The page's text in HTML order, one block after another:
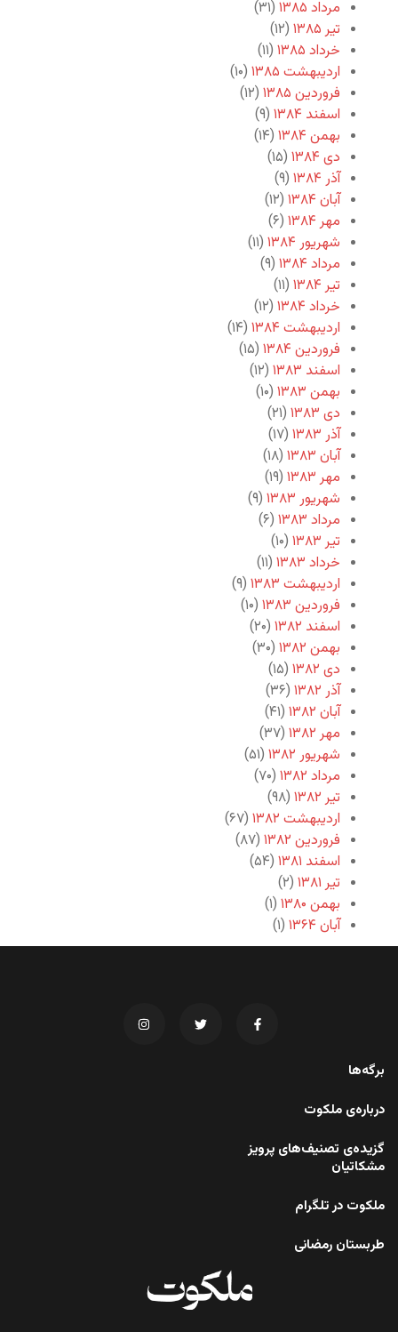
مرداد ۱۳۸۵
(۳۱)
تیر ۱۳۸۵
(۱۲)
خرداد ۱۳۸۵
(۱۱)
اردیبهشت ۱۳۸۵
(۱۰)
فروردین ۱۳۸۵
(۱۲)
اسفند ۱۳۸۴
(۹)
بهمن ۱۳۸۴
(۱۴)
دی ۱۳۸۴
(۱۵)
آذر ۱۳۸۴
(۹)
آبان ۱۳۸۴
(۱۲)
مهر ۱۳۸۴
(۶)
شهریور ۱۳۸۴
(۱۱)
مرداد ۱۳۸۴
(۹)
تیر ۱۳۸۴
(۱۱)
خرداد ۱۳۸۴
(۱۲)
اردیبهشت ۱۳۸۴
(۱۴)
فروردین ۱۳۸۴
(۱۵)
اسفند ۱۳۸۳
(۱۲)
بهمن ۱۳۸۳
(۱۰)
دی ۱۳۸۳
(۲۱)
آذر ۱۳۸۳
(۱۷)
آبان ۱۳۸۳
(۱۸)
مهر ۱۳۸۳
(۱۹)
شهریور ۱۳۸۳
(۹)
مرداد ۱۳۸۳
(۶)
تیر ۱۳۸۳
(۱۰)
خرداد ۱۳۸۳
(۱۱)
اردیبهشت ۱۳۸۳
(۹)
فروردین ۱۳۸۳
(۱۰)
اسفند ۱۳۸۲
(۲۰)
بهمن ۱۳۸۲
(۳۰)
دی ۱۳۸۲
(۱۵)
آذر ۱۳۸۲
(۳۶)
آبان ۱۳۸۲
(۴۱)
مهر ۱۳۸۲
(۳۷)
شهریور ۱۳۸۲
(۵۱)
مرداد ۱۳۸۲
(۷۰)
تیر ۱۳۸۲
(۹۸)
اردیبهشت ۱۳۸۲
(۶۷)
فروردین ۱۳۸۲
(۸۷)
اسفند ۱۳۸۱
(۵۴)
تیر ۱۳۸۱
(۲)
بهمن ۱۳۸۰
(۱)
آبان ۱۳۶۴
(۱)
برگه‌ها
درباره‌ی ملکوت
گزیده‌ی تصنیف‌های پرویز
مشکاتیان
ملکوت در تلگرام
طربستان رمضانی